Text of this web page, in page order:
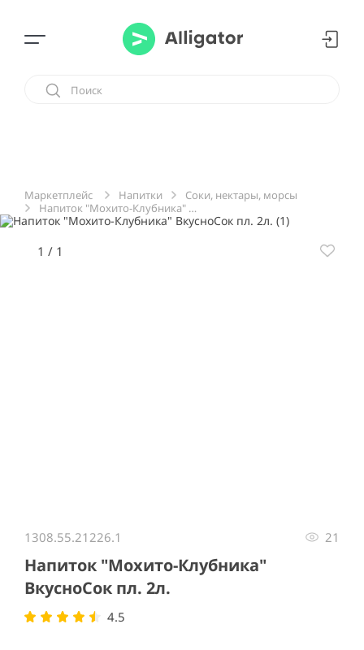
Маркетплейс Напитки
Соки, нектары, морсы
Напиток "Мохито-Клубника" ВкусноСок пл. 2л.
1 / 1
1308.55.21226.1 21
Напиток "Мохито-Клубника"
ВкусноСок пл. 2л.
4.5